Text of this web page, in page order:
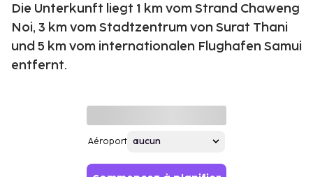
Die Unterkunft liegt 1 km vom Strand Chaweng
Noi, 3 km vom Stadtzentrum von Surat Thani
und 5 km vom internationalen Flughafen Samui
entfernt.
Aéroport